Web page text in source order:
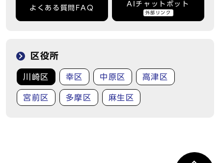
よくある質問FAQ
AIチャットボット
外部リンク
区役所
川崎区 幸区 中原区 高津区
宮前区 多摩区 麻生区